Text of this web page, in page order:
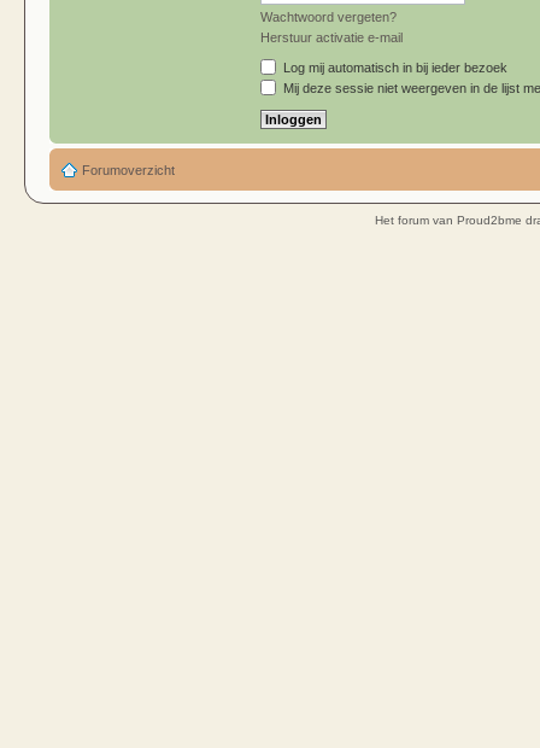
Wachtwoord vergeten?
Herstuur activatie e-mail
Log mij automatisch in bij ieder bezoek
Mij deze sessie niet weergeven in de lijst
Forumoverzicht
Het forum van Proud2bme